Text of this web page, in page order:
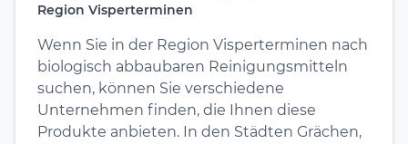
Region Visperterminen
Wenn Sie in der Region Visperterminen nach
biologisch abbaubaren Reinigungsmitteln
suchen, können Sie verschiedene
Unternehmen finden, die Ihnen diese
Produkte anbieten. In den Städten Grächen,